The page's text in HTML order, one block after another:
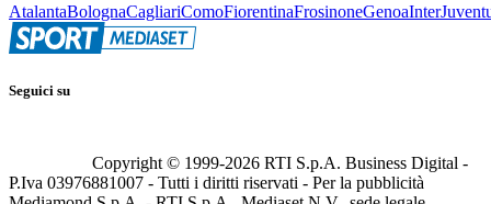
AtalantaBolognaCagliariComoFiorentinaFrosinoneGenoaInter
Seguici su
Copyright © 1999-2026 RTI S.p.A. Business Digital -
P.Iva 03976881007 - Tutti i diritti riservati - Per la pubblicità